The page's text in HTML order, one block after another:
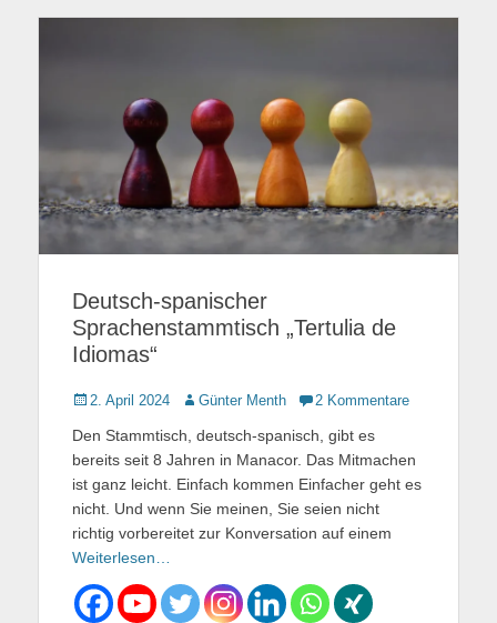
Deutsch-spanischer
Sprachenstammtisch „Tertulia de
Idiomas“
Gepostet
2. April 2024 AutorGünter Menth 2 Kommentare
Den Stammtisch, deutsch-spanisch, gibt es
bereits seit 8 Jahren in Manacor. Das Mitmachen
ist ganz leicht. Einfach kommen Einfacher geht es
nicht. Und wenn Sie meinen, Sie seien nicht
richtig vorbereitet zur Konversation auf einem
Weiterlesen…